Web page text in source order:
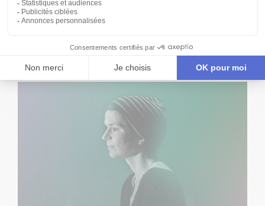
Pas perdus | documentaires scéniques
Lavallette et Émile Proulx-Cloutier sera de passage
à Québec ! Après quelques représentations au
Diamant accueillera la pièce pour quatre soirs seulement